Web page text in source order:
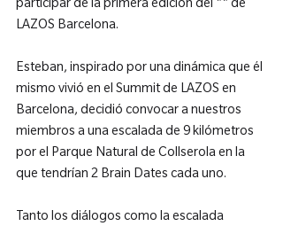
participar de la primera edición del "" de
LAZOS Barcelona.
Esteban, inspirado por una dinámica que él
mismo vivió en el Summit de LAZOS en
Barcelona, decidió convocar a nuestros
miembros a una escalada de 9 kilómetros
por el Parque Natural de Collserola en la
que tendrían 2 Brain Dates cada uno.
Tanto los diálogos como la escalada